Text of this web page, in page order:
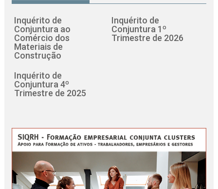
Inquérito de
Conjuntura ao
Comércio dos
Materiais de
Construção
Inquérito de
Conjuntura 1º
Trimestre de 2026
Inquérito de
Conjuntura 4º
Trimestre de 2025